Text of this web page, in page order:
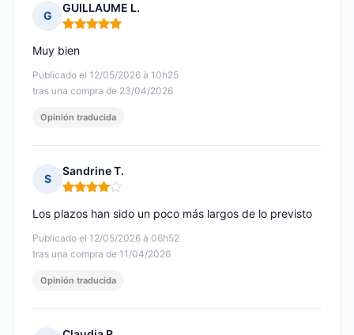
G
GUILLAUME L.
Nota: 5 de 5
Publicado el 12/05/2026 à 10h25
tras una compra de 23/04/2026
Muy bien
Opinión traducida
S
Sandrine T.
Nota: 4 de 5
Publicado el 12/05/2026 à 06h52
tras una compra de 11/04/2026
Los plazos han sido un poco más largos de lo previsto
Opinión traducida